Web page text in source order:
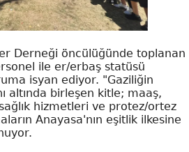
Derneği öncülüğünde toplanan
ile er/erbaş statüsü
isyan ediyor. "Gaziliğin
altında birleşen kitle; maaş,
hizmetleri ve protez/ortez
Anayasa'nın eşitlik ilkesine